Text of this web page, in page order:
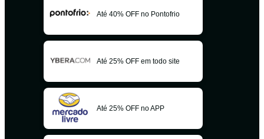
Até 40% OFF no Pontofrio
Até 25% OFF em todo site
Até 25% OFF no APP